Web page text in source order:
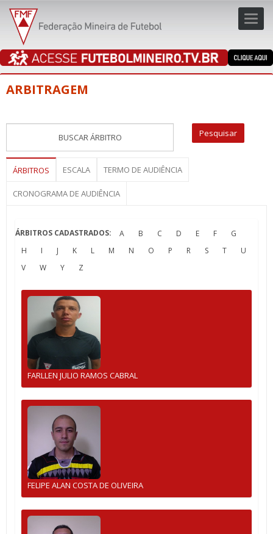
ARBITRAGEM
ÁRBITROS ESCALA TERMO DE AUDIÊNCIA
CRONOGRAMA DE AUDIÊNCIA
ÁRBITROS CADASTRADOS: A B C D E F
G
H
I J K L M N O P R S T
U
V
W Y Z
FARLLEN JULIO RAMOS CABRAL
FELIPE ALAN COSTA DE OLIVEIRA